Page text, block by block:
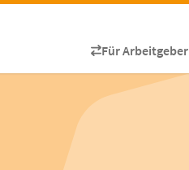
Für Arbeitgeber